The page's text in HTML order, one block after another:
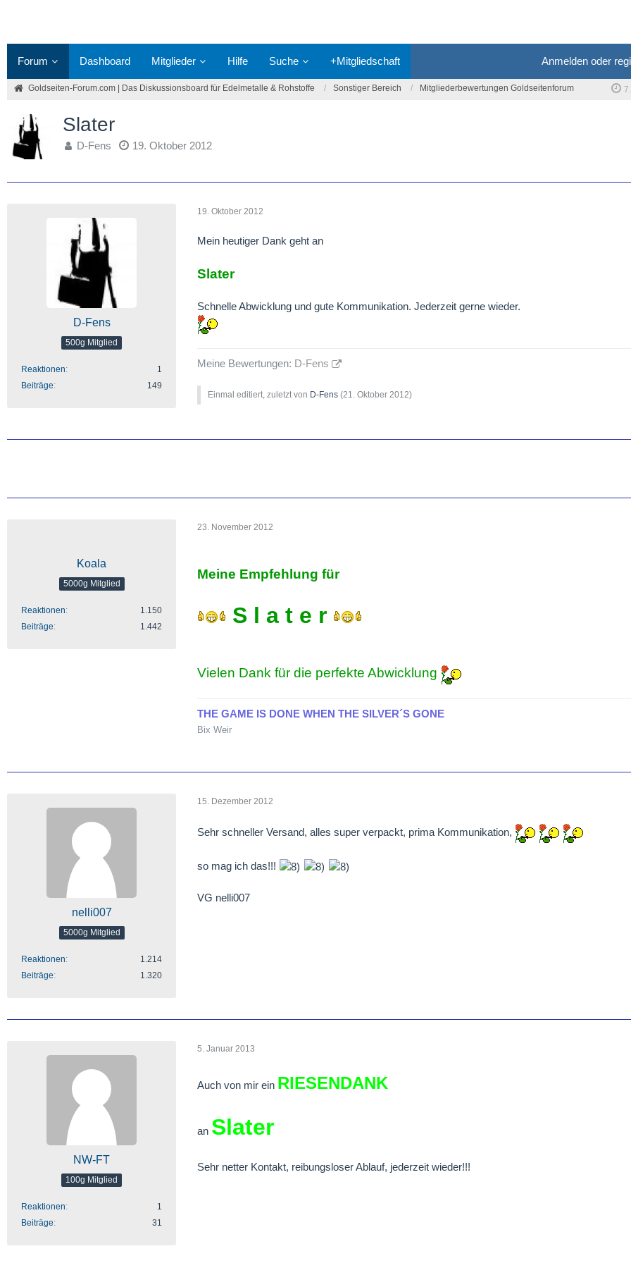
Forum Dashboard Mitglieder Hilfe Suche +Mitgliedschaft Anmelden oder
Goldseiten-Forum.com | Das Diskussionsboard für Edelmetalle & Rohstoffe Sonstiger Bereich Mitgliederbewertungen Goldseitenforum
Slater
D-Fens 19. Oktober 2012
D-Fens
500g Mitglied
Reaktionen
1
Beiträge
149
19. Oktober 2012
Mein heutiger Dank geht an
Slater
Schnelle Abwicklung und gute Kommunikation. Jederzeit gerne wieder.
Meine Bewertungen: D-Fens
Einmal editiert, zuletzt von D-Fens (21. Oktober 2012)
Koala
5000g Mitglied
Reaktionen
1.150
Beiträge
1.442
23. November 2012
Meine Empfehlung für
S l a t e r
Vielen Dank für die perfekte Abwicklung
THE GAME IS DONE WHEN THE SILVER´S GONE
Bix Weir
nelli007
5000g Mitglied
Reaktionen
1.214
Beiträge
1.320
15. Dezember 2012
Sehr schneller Versand, alles super verpackt, prima Kommunikation,
so mag ich das!!!
VG nelli007
NW-FT
100g Mitglied
Reaktionen
1
Beiträge
31
5. Januar 2013
Auch von mir ein RIESENDANK
an Slater
Sehr netter Kontakt, reibungsloser Ablauf, jederzeit wieder!!!